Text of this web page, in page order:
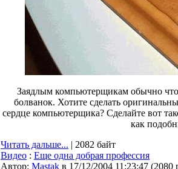
Заядлым компьютерщикам обычно
болванок. Хотите сделать
сердце компьютерщика? Сделайте вот
как
Читать дальше... | 2082 байт
Видео : Еще одна добрая профессия
Автор: Мastak в 17/12/2004 11:23:47 (2080